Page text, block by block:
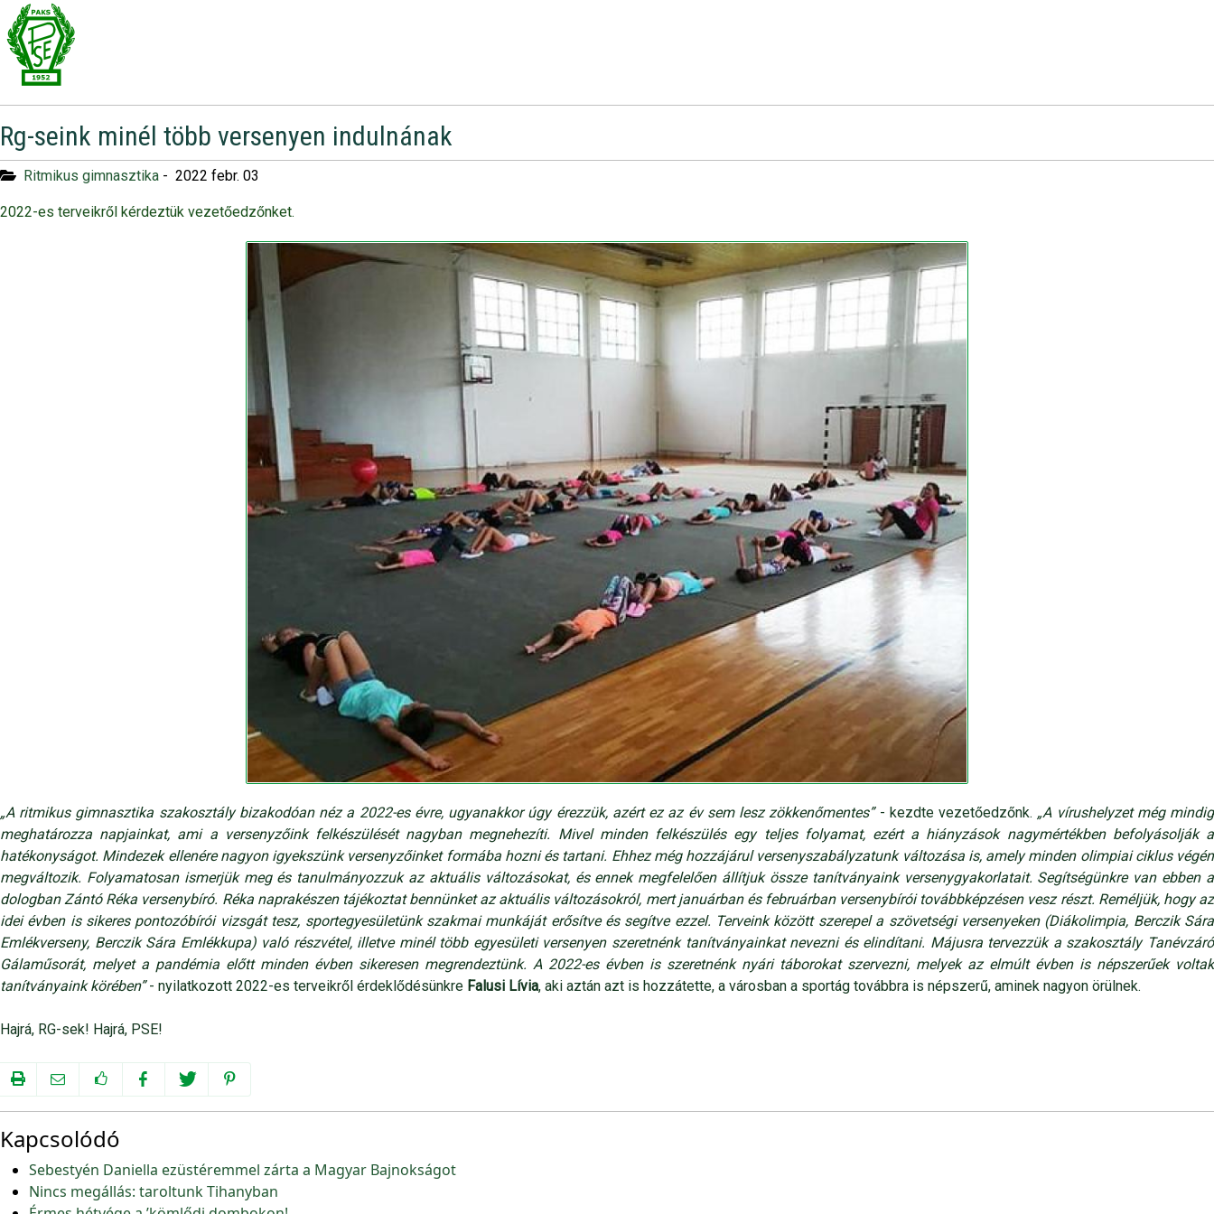
Rg-seink minél több versenyen indulnának
Ritmikus gimnasztika - 2022 febr. 03
2022-es terveikről kérdeztük vezetőedzőnket.
„A ritmikus gimnasztika szakosztály bizakodóan néz a 2022-es évre, ugyanakkor úgy érezzük, azért ez az év sem lesz zökkenőmentes”- kezdte vezetőedzőnk. „A vírushelyzet még mindig
meghatározza napjainkat, ami a versenyzőink felkészülését nagyban megnehezíti. Mivel minden felkészülés egy teljes folyamat, ezért a hiányzások nagymértékben befolyásolják a
hatékonyságot. Mindezek ellenére nagyon igyekszünk versenyzőinket formába hozni és tartani. Ehhez még hozzájárul versenyszabályzatunk változása is, amely minden olimpiai ciklus végén
megváltozik. Folyamatosan ismerjük meg és tanulmányozzuk az aktuális változásokat, és ennek megfelelően állítjuk össze tanítványaink versenygyakorlatait. Segítségünkre van ebben a
dologban Zántó Réka versenybíró. Réka naprakészen tájékoztat bennünket az aktuális változásokról, mert januárban és februárban versenybírói továbbképzésen vesz részt. Reméljük, hogy az
idei évben is sikeres pontozóbírói vizsgát tesz, sportegyesületünk szakmai munkáját erősítve és segítve ezzel. Terveink között szerepel a szövetségi versenyeken (Diákolimpia, Berczik Sára
Emlékverseny, Berczik Sára Emlékkupa) való részvétel, illetve minél több egyesületi versenyen szeretnénk tanítványainkat nevezni és elindítani. Májusra tervezzük a szakosztály Tanévzáró
Gálaműsorát, melyet a pandémia előtt minden évben sikeresen megrendeztünk. A 2022-es évben is szeretnénk nyári táborokat szervezni, melyek az elmúlt évben is népszerűek voltak
tanítványaink körében”- nyilatkozott 2022-es terveikről érdeklődésünkre Falusi Lívia, aki aztán azt is hozzátette, a városban a sportág továbbra is népszerű, aminek nagyon örülnek.
Hajrá, RG-sek! Hajrá, PSE!
Kapcsolódó
Sebestyén Daniella ezüstéremmel zárta a Magyar Bajnokságot
Nincs megállás: taroltunk Tihanyban